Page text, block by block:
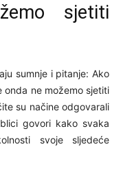
sjetiti
sumnje i pitanje: Ako
onda ne možemo sjetiti
su načine odgovarali
govori kako svaka
svoje sljedeće